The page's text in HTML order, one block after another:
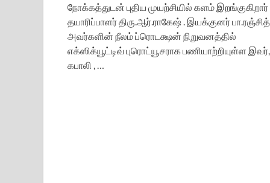
நோக்கத்துடன் புதிய முயற்சியில் களம் இறங்குகிறார்
தயாரிப்பாளர் திரு.ஆர்.ராகேஷ் . இயக்குனர் பா.ரஞ்சித்
அவர்களின் நீலம் ப்ரொடக்ஷன் நிறுவனத்தில்
எக்ஸிக்யூட்டிவ் புரொட்யூசராக பணியாற்றியுள்ள இவர்,
கபாலி , …